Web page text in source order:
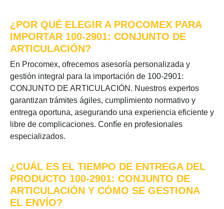
¿POR QUÉ ELEGIR A PROCOMEX PARA
IMPORTAR 100-2901: CONJUNTO DE
ARTICULACIÓN?
En Procomex, ofrecemos asesoría personalizada y
gestión integral para la importación de 100-2901:
CONJUNTO DE ARTICULACIÓN. Nuestros expertos
garantizan trámites ágiles, cumplimiento normativo y
entrega oportuna, asegurando una experiencia eficiente y
libre de complicaciones. Confíe en profesionales
especializados.
¿CUÁL ES EL TIEMPO DE ENTREGA DEL
PRODUCTO 100-2901: CONJUNTO DE
ARTICULACIÓN Y CÓMO SE GESTIONA
EL ENVÍO?